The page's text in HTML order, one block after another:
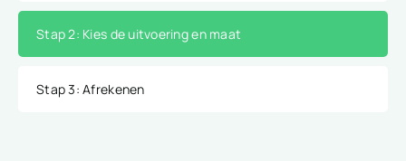
Stap 2: Kies de uitvoering en maat
Stap 3: Afrekenen